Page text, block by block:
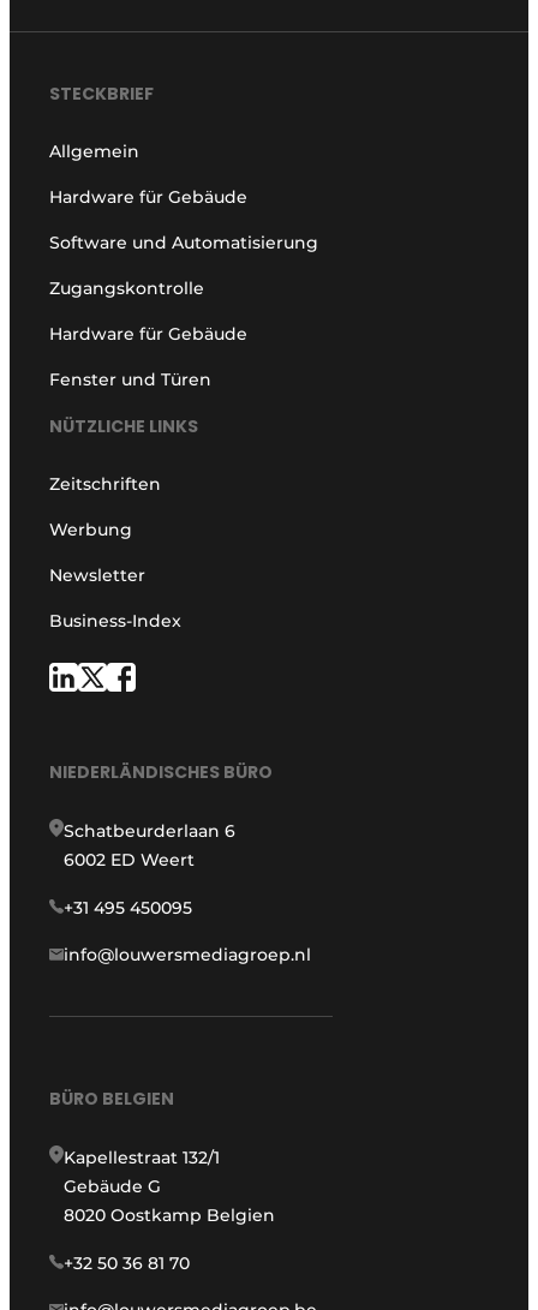
STECKBRIEF
Allgemein
Hardware für Gebäude
Software und Automatisierung
Zugangskontrolle
Hardware für Gebäude
Fenster und Türen
NÜTZLICHE LINKS
Zeitschriften
Werbung
Newsletter
Business-Index
NIEDERLÄNDISCHES BÜRO
Schatbeurderlaan 6
6002 ED Weert
+31 495 450095
info@louwersmediagroep.nl
BÜRO BELGIEN
Kapellestraat 132/1
Gebäude G
8020 Oostkamp Belgien
+32 50 36 81 70